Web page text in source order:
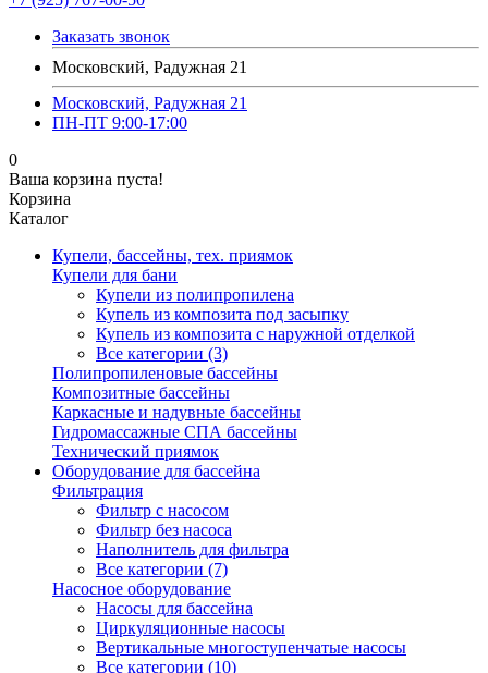
Заказать звонок
Московский, Радужная 21
Московский, Радужная 21
ПН-ПТ 9:00-17:00
0
Ваша корзина пуста!
Корзина
Каталог
Купели, бассейны, тех. приямок
Купели для бани
Купели из полипропилена
Купель из композита под засыпку
Купель из композита с наружной отделкой
Все категории (3)
Полипропиленовые бассейны
Композитные бассейны
Каркасные и надувные бассейны
Гидромассажные СПА бассейны
Технический приямок
Оборудование для бассейна
Фильтрация
Фильтр с насосом
Фильтр без насоса
Наполнитель для фильтра
Все категории (7)
Насосное оборудование
Насосы для бассейна
Циркуляционные насосы
Вертикальные многоступенчатые насосы
Все категории (10)